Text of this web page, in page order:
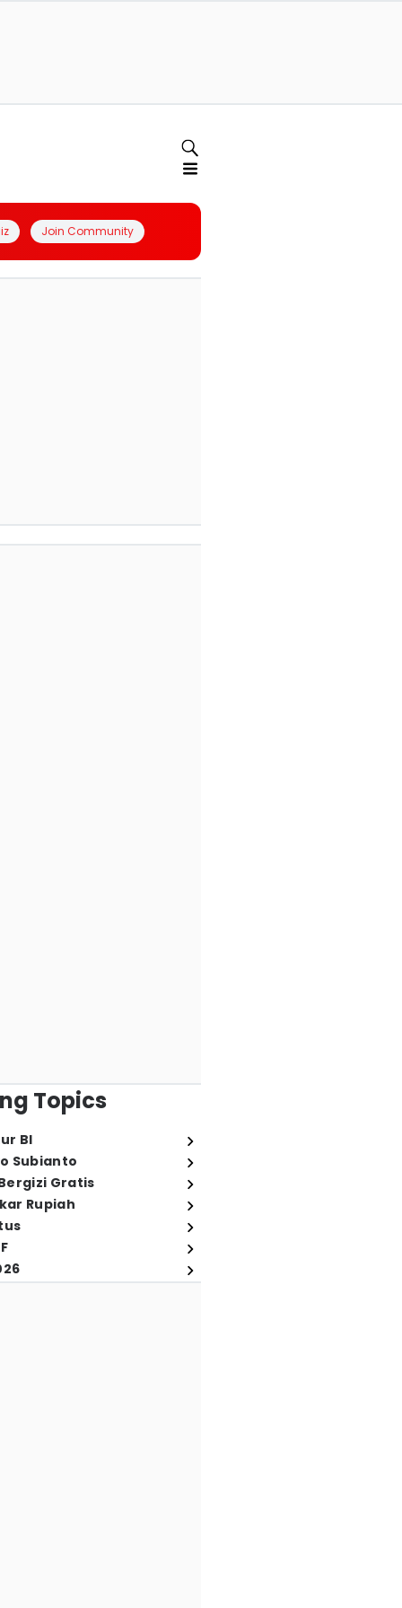
Join Community
Topics
BI
Subianto
Gratis
Rupiah